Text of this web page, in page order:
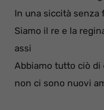
In una siccità senza
Siamo il re e la
assi
Abbiamo tutto ciò di
non ci sono nuovi